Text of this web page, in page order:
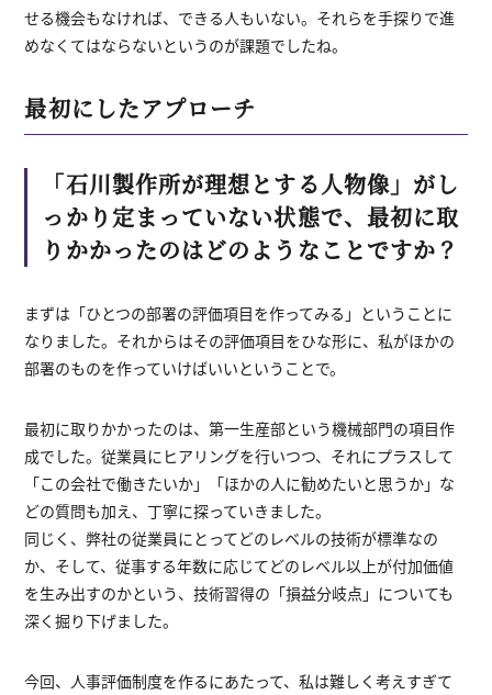
せる機会もなければ、できる人もいない。それらを手探りで進
めなくてはならないというのが課題でしたね。
最初にしたアプローチ
「石川製作所が理想とする人物像」がし
っかり定まっていない状態で、最初に取
りかかったのはどのようなことですか？
まずは「ひとつの部署の評価項目を作ってみる」ということに
なりました。それからはその評価項目をひな形に、私がほかの
部署のものを作っていけばいいということで。
最初に取りかかったのは、第一生産部という機械部門の項目作
成でした。従業員にヒアリングを行いつつ、それにプラスして
「この会社で働きたいか」「ほかの人に勧めたいと思うか」な
どの質問も加え、丁寧に探っていきました。
同じく、弊社の従業員にとってどのレベルの技術が標準なの
か、そして、従事する年数に応じてどのレベル以上が付加価値
を生み出すのかという、技術習得の「損益分岐点」についても
深く掘り下げました。
今回、人事評価制度を作るにあたって、私は難しく考えすぎて